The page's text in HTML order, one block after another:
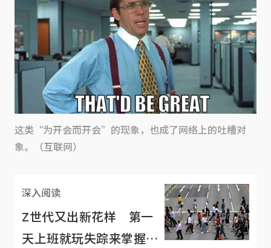
这类“为开会而开会”的现象，也成了网络上的吐槽对
象。（互联网）
深入阅读
Z世代又出新花样 第一
天上班就玩失踪来掌握职